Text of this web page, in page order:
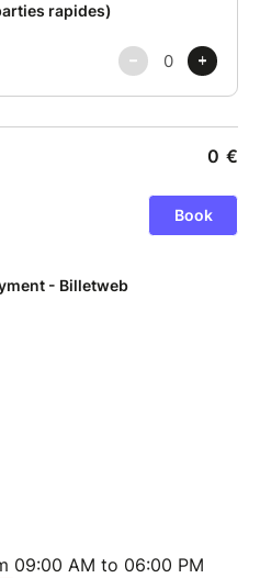
09:00 AM to 06:00 PM